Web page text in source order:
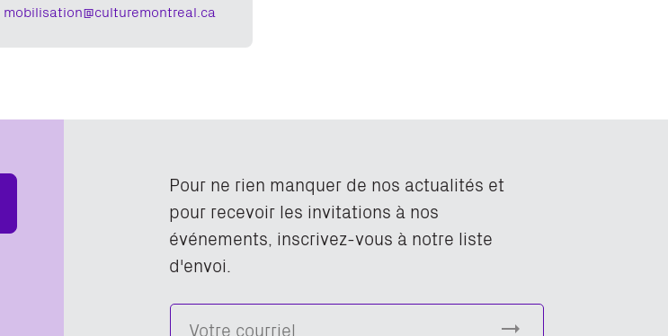
mobilisation@culturemontreal.ca
Pour ne rien manquer de nos actualités et
pour recevoir les invitations à nos
événements, inscrivez-vous à notre liste
d'envoi.